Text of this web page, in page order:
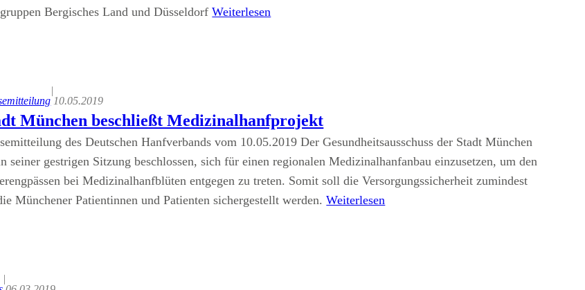
Bergisches Land und DüsseldorfWeiterlesen
|
10.05.2019
München beschließt Medizinalhanfprojekt
des Deutschen Hanfverbands vom 10.05.2019 Der Gesundheitsausschuss der Stadt München
seiner gestrigen Sitzung beschlossen, sich für einen regionalen Medizinalhanfanbau einzusetzen, um den
bei Medizinalhanfblüten entgegen zu treten. Somit soll die Versorgungssicherheit zumindest
Münchener Patientinnen und Patienten sichergestellt werden.Weiterlesen
|